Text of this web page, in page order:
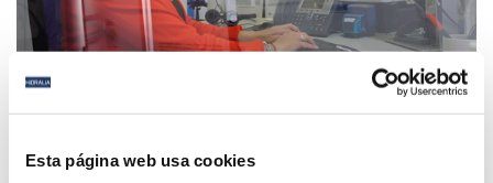
Esta página web usa cookies
Hidralia lanza el programa Contigo, para estar